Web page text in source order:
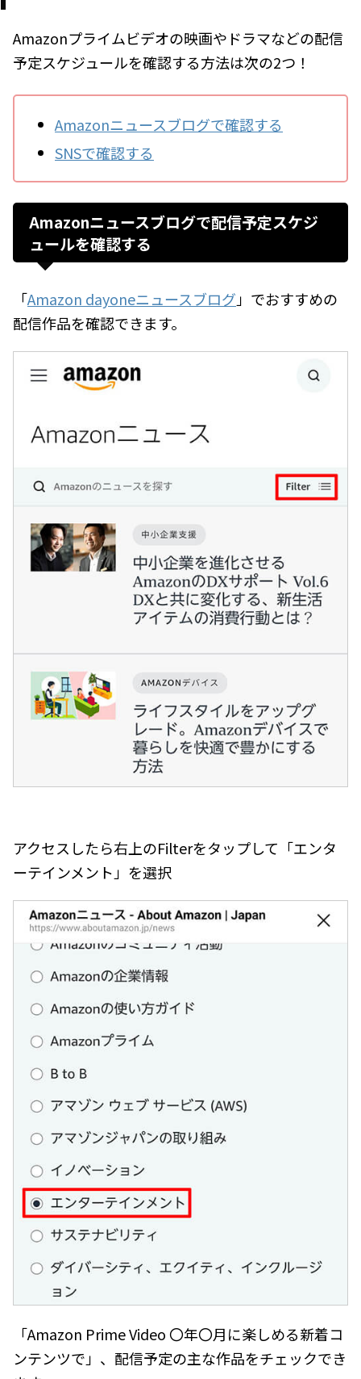
Amazonプライムビデオの映画やドラマなどの配信
予定スケジュールを確認する方法は次の2つ！
Amazonニュースブログで確認する
SNSで確認する
Amazonニュースブログで配信予定スケジ
ュールを確認する
「Amazon dayoneニュースブログ」でおすすめの
配信作品を確認できます。
アクセスしたら右上のFilterをタップして「エンタ
ーテインメント」を選択
「Amazon Prime Video 〇年〇月に楽しめる新着コ
ンテンツで」、配信予定の主な作品をチェックでき